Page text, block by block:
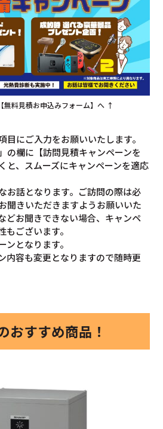
無料見積お申込みフォーム】へ ↑
にご入力をお願いいたします。
の欄に【訪問見積キャンペーンを
と、スムーズにキャンペーンを適応
お話となります。ご訪問の際は必
聞きいただきますようお願いいた
どお聞きできない場合、キャンペ
ございます。
となります。
内容も変更となりますので随時更
おすすめ商品！